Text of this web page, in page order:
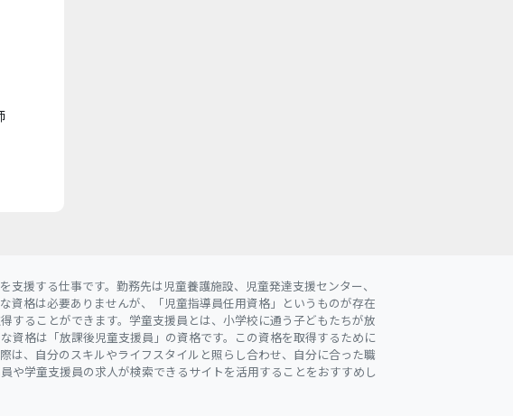
援する仕事です。勤務先は児童養護施設、児童発達支援センター、
資格は必要ありませんが、「児童指導員任用資格」というものが存在
することができます。学童支援員とは、小学校に通う子どもたちが放
資格は「放課後児童支援員」の資格です。この資格を取得するために
は、自分のスキルやライフスタイルと照らし合わせ、自分に合った職
や学童支援員の求人が検索できるサイトを活用することをおすすめし